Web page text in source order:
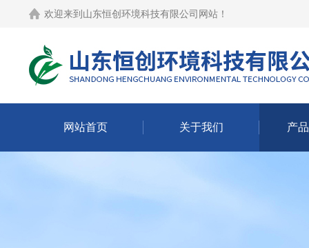
欢迎来到 山东恒创环境科技有限公司网站 ！
网站首页 关于我们 产